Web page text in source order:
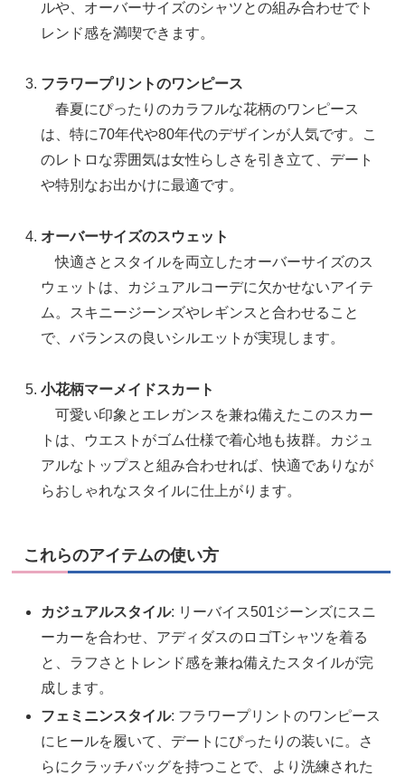
ルや、オーバーサイズのシャツとの組み合わせでト
レンド感を満喫できます。
フラワープリントのワンピース
春夏にぴったりのカラフルな花柄のワンピース
は、特に70年代や80年代のデザインが人気です。こ
のレトロな雰囲気は女性らしさを引き立て、デート
や特別なお出かけに最適です。
オーバーサイズのスウェット
快適さとスタイルを両立したオーバーサイズのス
ウェットは、カジュアルコーデに欠かせないアイテ
ム。スキニージーンズやレギンスと合わせること
で、バランスの良いシルエットが実現します。
小花柄マーメイドスカート
可愛い印象とエレガンスを兼ね備えたこのスカー
トは、ウエストがゴム仕様で着心地も抜群。カジュ
アルなトップスと組み合わせれば、快適でありなが
らおしゃれなスタイルに仕上がります。
これらのアイテムの使い方
カジュアルスタイル: リーバイス501ジーンズにスニ
ーカーを合わせ、アディダスのロゴTシャツを着る
と、ラフさとトレンド感を兼ね備えたスタイルが完
成します。
フェミニンスタイル: フラワープリントのワンピース
にヒールを履いて、デートにぴったりの装いに。さ
らにクラッチバッグを持つことで、より洗練された